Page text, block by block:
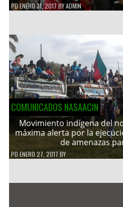
PDENERO 31, 2017 BYADMIN
COMUNICADOS NASAACIN
Movimiento indígena del
máxima alerta por la
de amenazas
PDENERO 27, 2017 BY